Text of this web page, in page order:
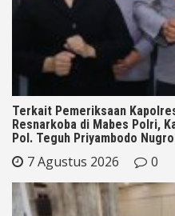
Terkait Pemeriksaan
Resnarkoba di Mabes Polri,
Pol. Teguh Priyambodo
7 Agustus 2026 0